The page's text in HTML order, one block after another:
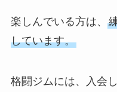
楽しんでいる方は、
しています。
格闘ジムには、入会